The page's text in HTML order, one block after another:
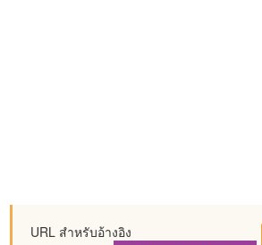
URL สำหรับอ้างอิง